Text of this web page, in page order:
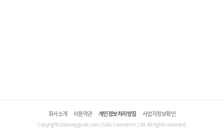
회사소개 이용약관 개인정보처리방침 사업자정보확인
Copyright©domeggook.com / G&G Commerce, Ltd. All rights reserved.